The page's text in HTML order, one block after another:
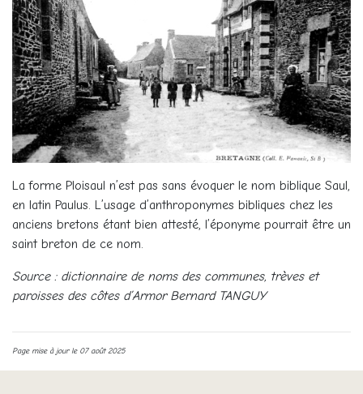
La forme Ploisaul n’est pas sans évoquer le nom biblique Saul,
en latin Paulus. L’usage d’anthroponymes bibliques chez les
anciens bretons étant bien attesté, l’éponyme pourrait être un
saint breton de ce nom.
Source : dictionnaire de noms des communes, trèves et
paroisses des côtes d’Armor Bernard TANGUY
Page mise à jour le 07 août 2025